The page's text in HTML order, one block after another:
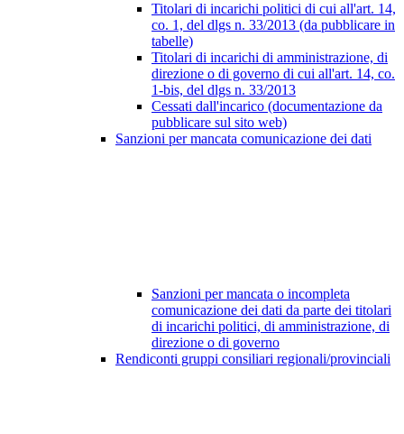
Titolari di incarichi politici di cui all'art. 14,
co. 1, del dlgs n. 33/2013 (da pubblicare in
tabelle)
Titolari di incarichi di amministrazione, di
direzione o di governo di cui all'art. 14, co.
1-bis, del dlgs n. 33/2013
Cessati dall'incarico (documentazione da
pubblicare sul sito web)
Sanzioni per mancata comunicazione dei dati
Sanzioni per mancata o incompleta
comunicazione dei dati da parte dei titolari
di incarichi politici, di amministrazione, di
direzione o di governo
Rendiconti gruppi consiliari regionali/provinciali